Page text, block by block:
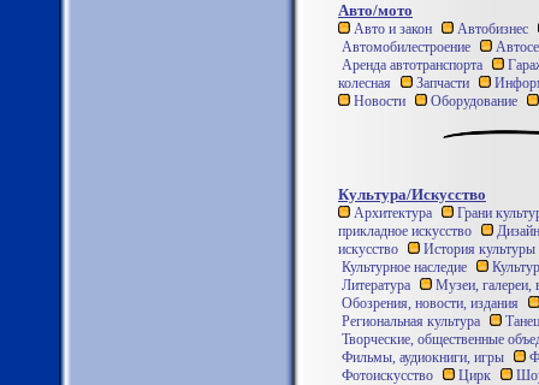
Авто/мото
Авто и закон
Автобизнес
Автомобилестроение
Аренда автотранспорта
колесная
Запчасти
Новости
Оборудование
Культура/Искусство
Архитектура
Грани
прикладное искусство
Дизайн
искусство
История культуры
Культурное наследие
Литература
Музеи, галереи,
Обозрения, новости, издания
Региональная культура
Творческие, общественные
Фильмы, аудиокниги, игры
Фотоискусство
Цирк